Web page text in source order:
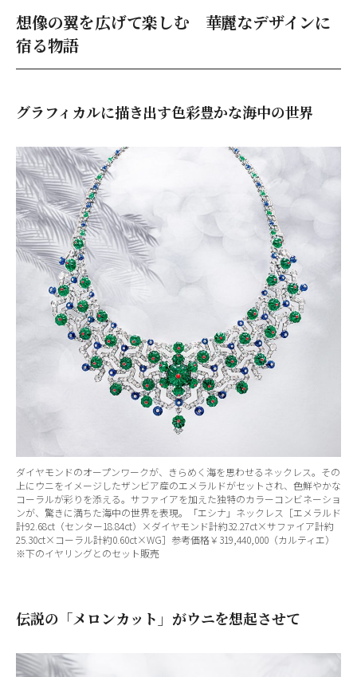
想像の翼を広げて楽しむ 華麗なデザインに
宿る物語
グラフィカルに描き出す色彩豊かな海中の世界
ダイヤモンドのオープンワークが、きらめく海を思わせるネックレス。その
上にウニをイメージしたザンビア産のエメラルドがセットされ、色鮮やかな
コーラルが彩りを添える。サファイアを加えた独特のカラーコンビネーショ
ンが、驚きに満ちた海中の世界を表現。「エシナ」ネックレス［エメラルド
計92.68ct（センター18.84ct）×ダイヤモンド計約32.27ct×サファイア計約
25.30ct×コーラル計約0.60ct×WG］参考価格￥319,440,000（カルティエ）
※下のイヤリングとのセット販売
伝説の「メロンカット」がウニを想起させて